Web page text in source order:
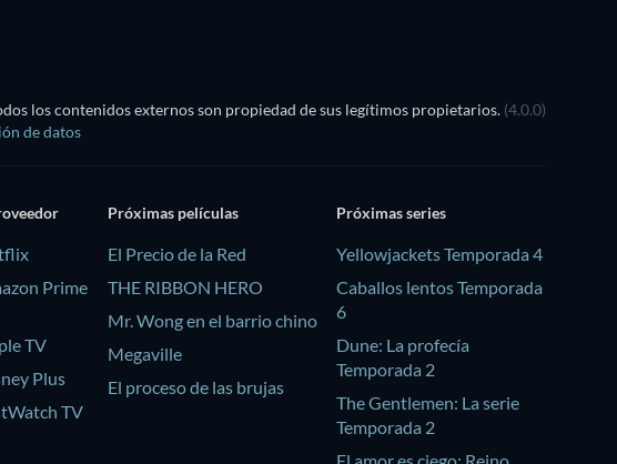
los contenidos externos son propiedad de sus legítimos propietarios. (4.0.0)
de datos
Prime
TV
Plus
TV
Próximas películas
El Precio de la Red
THE RIBBON HERO
Mr. Wong en el barrio chino
Megaville
El proceso de las brujas
Próximas series
Yellowjackets Temporada 4
Caballos lentos Temporada
6
Dune: La profecía
Temporada 2
The Gentlemen: La serie
Temporada 2